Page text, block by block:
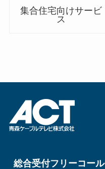
集合住宅向けサービ
ス
総合受付フリーコール